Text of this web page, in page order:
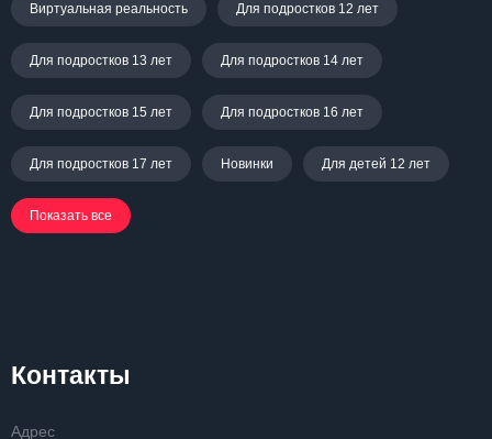
Виртуальная реальность Для подростков 12 лет
Для подростков 13 лет Для подростков 14 лет
Для подростков 15 лет Для подростков 16 лет
Для подростков 17 лет Новинки Для детей 12 лет
Показать все
Контакты
Адрес